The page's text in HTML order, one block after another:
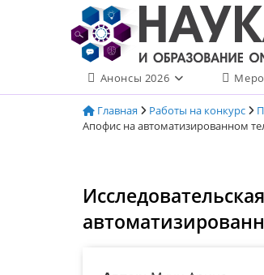
содержимому
Анонсы 2026
Главная Работы на конкурс
Апофис на автоматизированном